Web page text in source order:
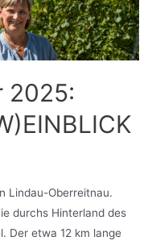
2025:
Lindau-Oberreitnau.
durchs Hinterland des
Der etwa 12 km lange